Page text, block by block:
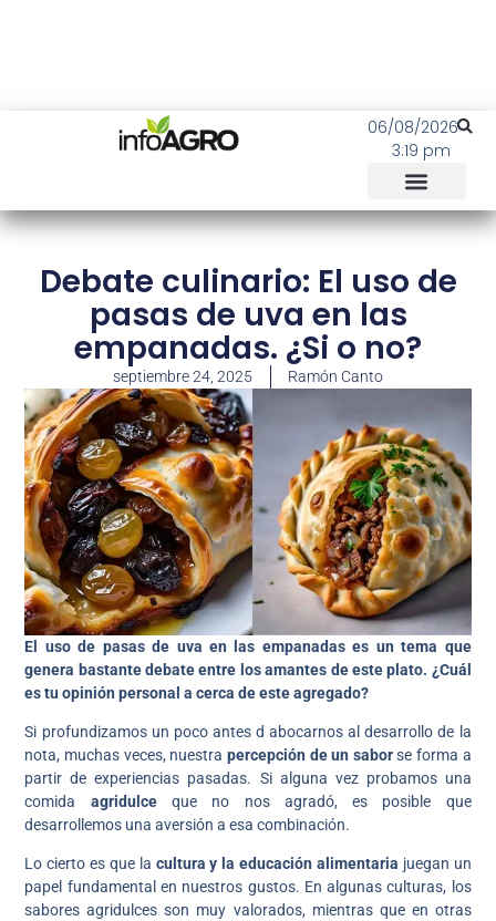
06/08/2026
3:19 pm
Debate culinario: El uso de
pasas de uva en las
empanadas. ¿Si o no?
septiembre 24, 2025 Ramón Canto
El uso de pasas de uva en las empanadas es un tema que
genera bastante debate entre los amantes de este plato. ¿Cuál
es tu opinión personal a cerca de este agregado?
Si profundizamos un poco antes d abocarnos al desarrollo de la
nota, muchas veces, nuestra percepción de un saborse forma a
partir de experiencias pasadas. Si alguna vez probamos una
comida agridulce que no nos agradó, es posible que
desarrollemos una aversión a esa combinación.
Lo cierto es que la cultura y la educación alimentaria juegan un
papel fundamental en nuestros gustos. En algunas culturas, los
sabores agridulces son muy valorados, mientras que en otras